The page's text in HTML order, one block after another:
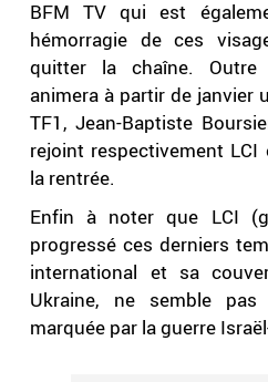
BFM TV qui est
hémorragie de ces
quitter la chaîne. Outre
animera à partir de janvier
TF1, Jean-Baptiste
rejoint respectivement LCI
la rentrée.
Enfin à noter que LCI
progressé ces derniers
international et sa
Ukraine, ne semble
marquée par la guerre